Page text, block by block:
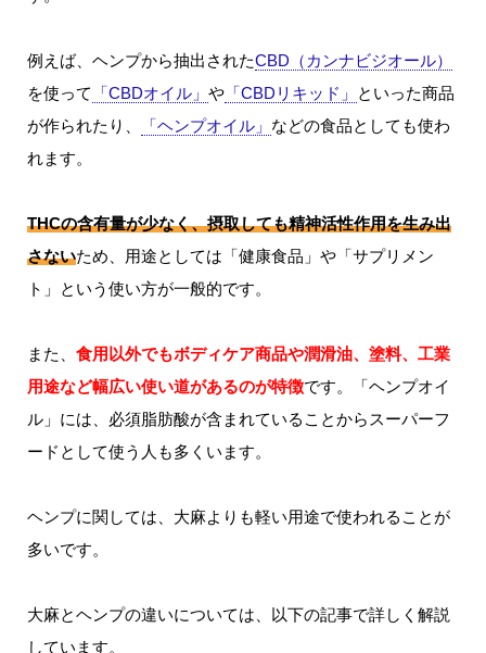
例えば、ヘンプから抽出されたCBD（カンナビジオール）
を使って
「CBDオイル」 や「CBDリキッド」
といった商品
が作られたり、
「ヘンプオイル」 などの食品としても使わ
れます。
THCの含有量が少なく、摂取しても精神活性作用を生み出
さないため、用途としては「健康食品」や「サプリメン
ト」という使い方が一般的です。
また、 食用以外でもボディケア商品や潤滑油、塗料、工業
用途など幅広い使い道があるのが特徴です。「ヘンプオイ
ル」には、必須脂肪酸が含まれていることからスーパーフ
ードとして使う人も多くいます。
ヘンプに関しては、大麻よりも軽い用途で使われることが
多いです。
大麻とヘンプの違いについては、以下の記事で詳しく解説
しています。